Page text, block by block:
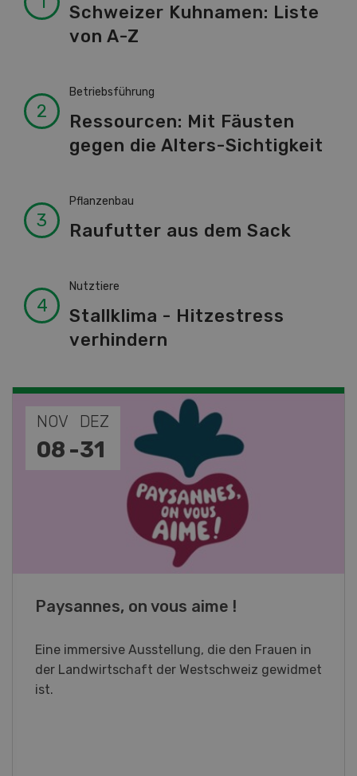
Schweizer Kuhnamen: Liste
von A-Z
Betriebsführung
Ressourcen: Mit Fäusten
gegen die Alters-Sichtigkeit
Pflanzenbau
Raufutter aus dem Sack
Nutztiere
Stallklima - Hitzestress
verhindern
NOV
08 -
DEZ
31
Paysannes, on vous aime !
Eine immersive Ausstellung, die den Frauen in
der Landwirtschaft der Westschweiz gewidmet
ist.